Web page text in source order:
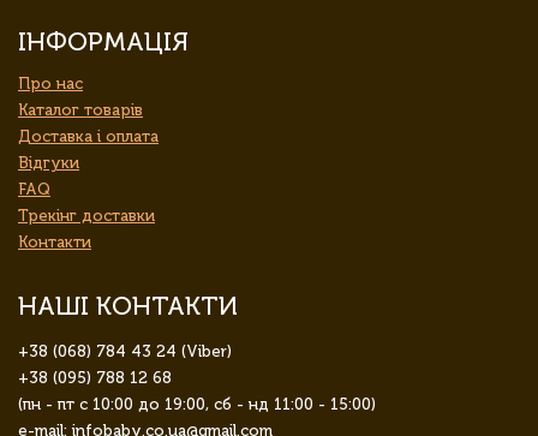
ІНФОРМАЦІЯ
Про нас
Каталог товарів
Доставка і оплата
Відгуки
FAQ
Трекінг доставки
Контакти
НАШІ КОНТАКТИ
+38 (068) 784 43 24 (Viber)
+38 (095) 788 12 68
(пн - пт с 10:00 до 19:00, сб - нд 11:00 - 15:00)
e-mail: infobaby.co.ua@gmail.com